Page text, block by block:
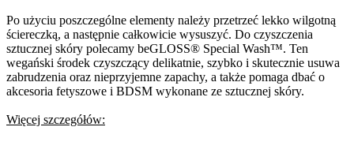
Po użyciu poszczególne elementy należy przetrzeć lekko wilgotną
ściereczką, a następnie całkowicie wysuszyć. Do czyszczenia
sztucznej skóry polecamy beGLOSS® Special Wash™. Ten
wegański środek czyszczący delikatnie, szybko i skutecznie usuwa
zabrudzenia oraz nieprzyjemne zapachy, a także pomaga dbać o
akcesoria fetyszowe i BDSM wykonane ze sztucznej skóry.
Więcej szczegółów: